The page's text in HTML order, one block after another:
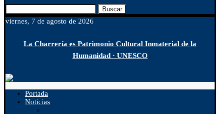
Buscar
viernes, 7 de agosto de 2026
La Charrería es Patrimonio Cultural Inmaterial de la
Humanidad · UNESCO
Portada
Noticias